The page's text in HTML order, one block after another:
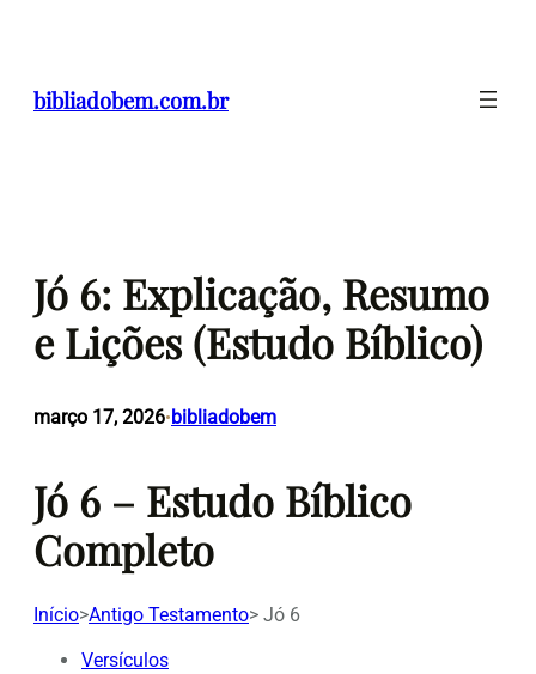
conteúdo
bibliadobem.com.br
Jó 6: Explicação, Resumo
e Lições (Estudo Bíblico)
março 17, 2026•bibliadobem
Jó 6 – Estudo Bíblico
Completo
Início>Antigo Testamento> Jó 6
Versículos